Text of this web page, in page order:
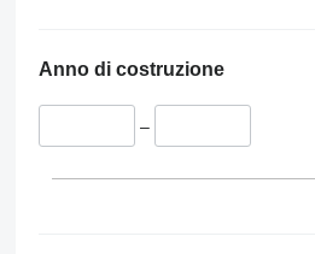
Anno di costruzione
–